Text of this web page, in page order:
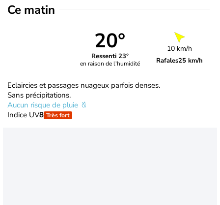
Ce matin
20°
Ressenti 23°
en raison de l'humidité
10 km/h
Rafales25 km/h
Eclaircies et passages nuageux parfois denses.
Sans précipitations.
Aucun risque de pluie
Indice UV8 Très fort